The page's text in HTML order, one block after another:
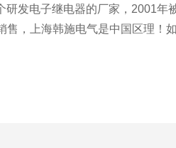
研发电子继电器的厂家，2001
，上海韩施电气是中国区理！